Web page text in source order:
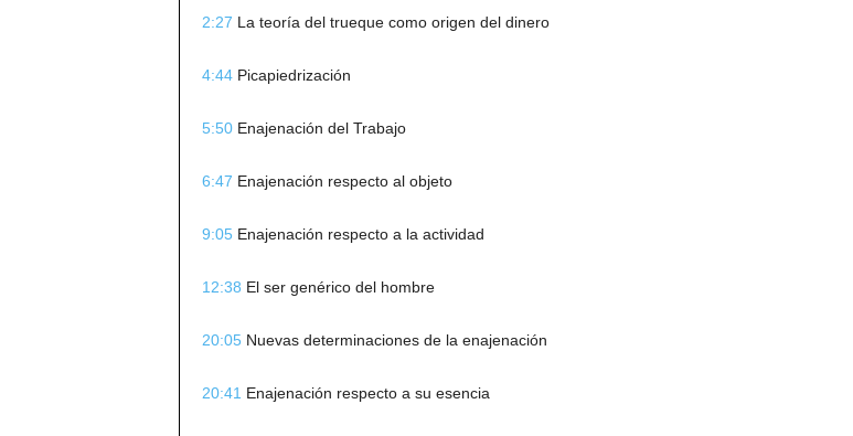
2:27 La teoría del trueque como origen del dinero
4:44Picapiedrización
5:50Enajenación del Trabajo
6:47 Enajenación respecto al objeto
9:05 Enajenación respecto a la actividad
12:38 El ser genérico del hombre
20:05 Nuevas determinaciones de la enajenación
20:41 Enajenación respecto a su esencia